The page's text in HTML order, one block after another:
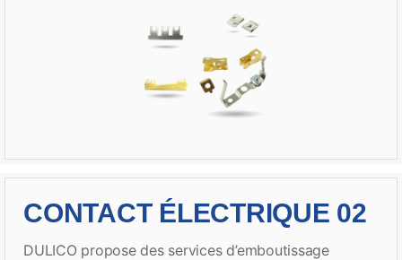
CONTACT ÉLECTRIQUE 02
DULICO propose des services d’emboutissage